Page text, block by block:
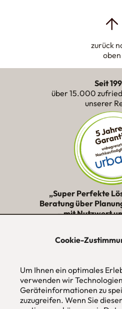
Cookie-
Um Ihnen ein optimales
verwenden wir
Geräteinformationen zu
zuzugreifen. Wenn Sie
zurück
oben
Seit
über 15.000
unserer
„Super Perfekte
Beratung über
– mit Nutzwert
Individuelles Wohndesign
ohne Mehrpreis nach Maß
Hans Pinsel-Str. 1
im DreierHaus